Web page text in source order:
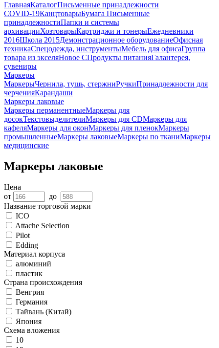
ГлавнаяКаталогПисьменные принадлежности
COVID-19КанцтоварыБумага Письменные
принадлежностиПапки и системы
архивацииХозтоварыКартриджи и тонерыЕжедневники
2016Школа 2015Демонстрационное оборудованиеОфисная
техникаСпецодежда, инструментыМебель для офисаГруппа
товара из экселяНовое СПродукты питанияГалантерея,
сувениры
Маркеры
МаркерыЧернила, тушь, стержниРучкиПринадлежности для
черченияКарандаши
Маркеры лаковые
Маркеры перманентныеМаркеры для
досокТекстовыделителиМаркеры для CDМаркеры для
кафеляМаркеры для оконМаркеры для пленокМаркеры
промышленныеМаркеры лаковыеМаркеры по тканиМаркеры
медицинские
Маркеры лаковые
Цена
от
до
Название торговой марки
ICO
Attache Selection
Pilot
Edding
Материал корпуса
алюминий
пластик
Страна происхождения
Венгрия
Германия
Тайвань (Китай)
Япония
Схема вложения
10